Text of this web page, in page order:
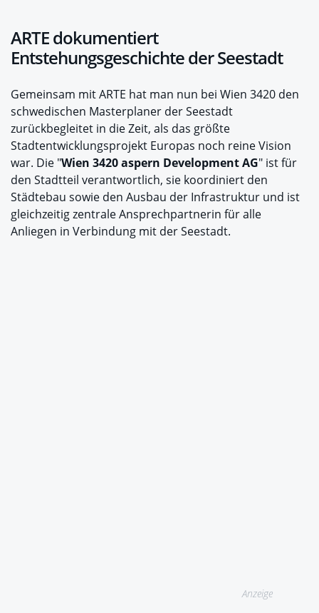
ARTE dokumentiert
Entstehungsgeschichte der Seestadt
Gemeinsam mit ARTE hat man nun bei Wien 3420 den
schwedischen Masterplaner der Seestadt
zurückbegleitet in die Zeit, als das größte
Stadtentwicklungsprojekt Europas noch reine Vision
war. Die "Wien 3420 aspern Development AG" ist für
den Stadtteil verantwortlich, sie koordiniert den
Städtebau sowie den Ausbau der Infrastruktur und ist
gleichzeitig zentrale Ansprechpartnerin für alle
Anliegen in Verbindung mit der Seestadt.
Anzeige